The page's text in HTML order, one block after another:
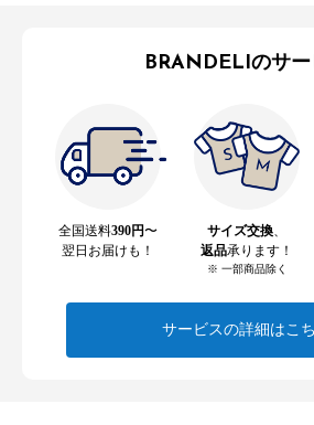
BRANDELIのサー
全国送料390円〜
翌日お届けも！
サイズ交換
返品承ります！
※ 一部商品除く
サービスの詳細はこ